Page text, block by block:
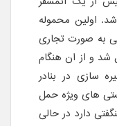
اولین محموله
به صورت تجاری
حمل شد و از ان هنگام
سازی در بنادر
های ویژه حمل
دارد در حالی